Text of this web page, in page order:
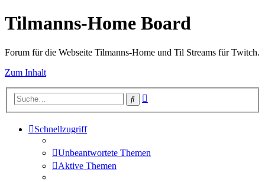
Tilmanns-Home Board
Forum für die Webseite Tilmanns-Home und Til Streams für Twitch.
Zum Inhalt
Suche
Schnellzugriff
Unbeantwortete Themen
Aktive Themen